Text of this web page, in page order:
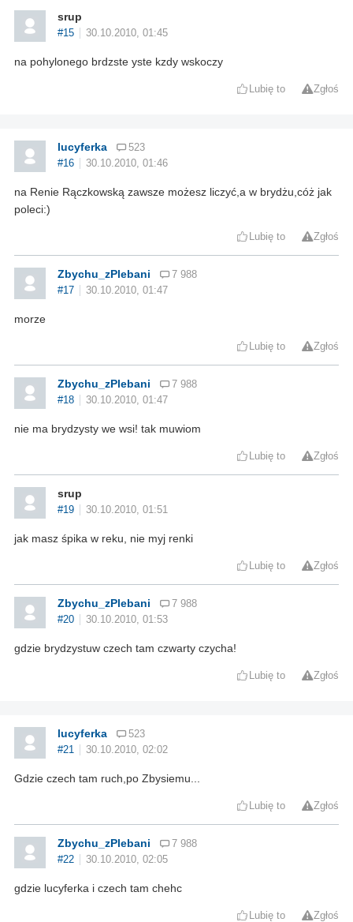
srup
#15 30.10.2010, 01:45
na pohylonego brdzste yste kzdy wskoczy
Lubię to Zgłoś
lucyferka
523
#16
30.10.2010, 01:46
na Renie Rączkowską zawsze możesz liczyć,a w brydżu,cóż jak
poleci:)
Lubię to Zgłoś
Zbychu_zPlebani
7 988
#17
30.10.2010, 01:47
morze
Lubię to Zgłoś
Zbychu_zPlebani
7 988
#18
30.10.2010, 01:47
nie ma brydzysty we wsi! tak muwiom
Lubię to Zgłoś
srup
#19 30.10.2010, 01:51
jak masz śpika w reku, nie myj renki
Lubię to Zgłoś
Zbychu_zPlebani
7 988
#20
30.10.2010, 01:53
gdzie brydzystuw czech tam czwarty czycha!
Lubię to Zgłoś
lucyferka
523
#21
30.10.2010, 02:02
Gdzie czech tam ruch,po Zbysiemu...
Lubię to Zgłoś
Zbychu_zPlebani
7 988
#22
30.10.2010, 02:05
gdzie lucyferka i czech tam chehc
Lubię to Zgłoś